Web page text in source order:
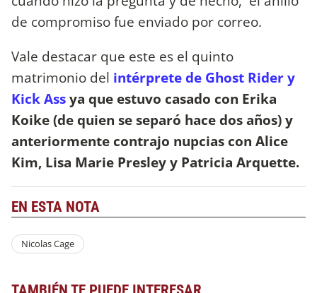
de compromiso fue enviado por correo.
Vale destacar que este es el quinto
matrimonio del intérprete de Ghost Rider y
Kick Assya que estuvo casado con Erika
Koike (de quien se separó hace dos años) y
anteriormente contrajo nupcias con Alice
Kim, Lisa Marie Presley y Patricia Arquette.
EN ESTA NOTA
Nicolas Cage